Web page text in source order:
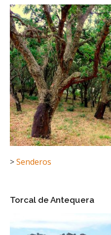
>Senderos
Torcal de Antequera